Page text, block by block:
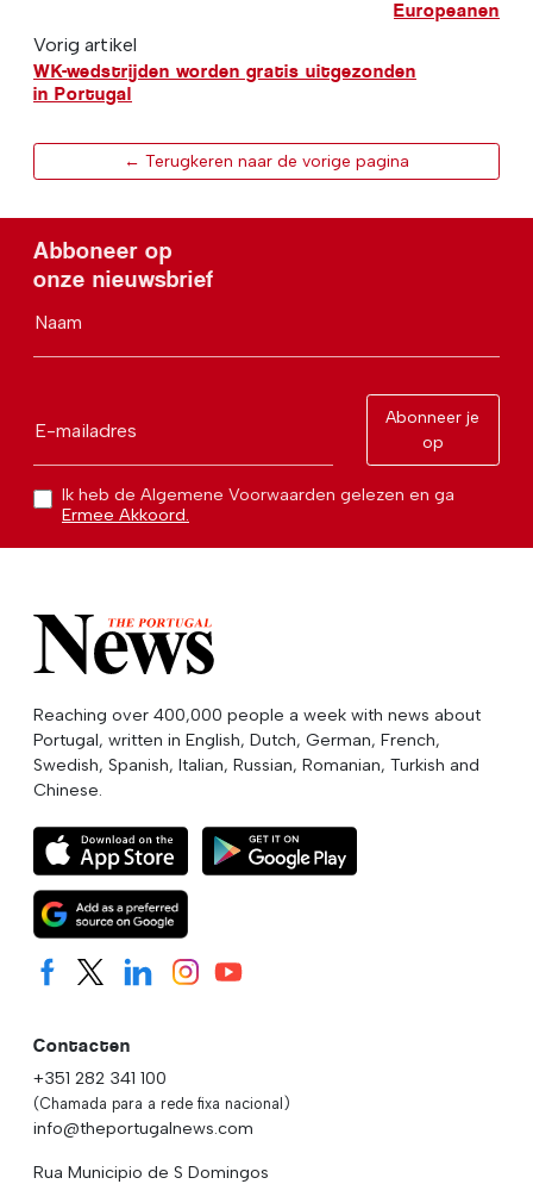
Europeanen
Vorig artikel
WK-wedstrijden worden gratis uitgezonden
in Portugal
← Terugkeren naar de vorige pagina
Abboneer op
onze nieuwsbrief
Naam
E-mailadres
Abonneer je
op
Ik heb de Algemene Voorwaarden gelezen en ga
Ermee Akkoord.
Reaching over 400,000 people a week with news about
Portugal, written in English, Dutch, German, French,
Swedish, Spanish, Italian, Russian, Romanian, Turkish and
Chinese.
Contacten
+351 282 341 100
(Chamada para a rede fixa nacional)
info@theportugalnews.com
Rua Municipio de S Domingos